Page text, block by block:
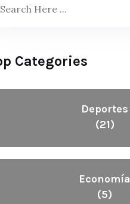
Categories
Deportes
(21)
Economía
(5)